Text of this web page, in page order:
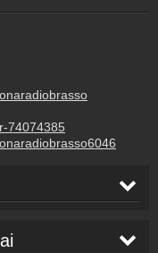
74074385